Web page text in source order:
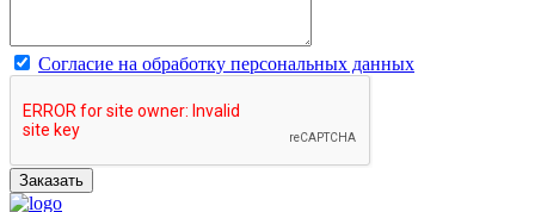
Согласие на обработку персональных данных
Заказать